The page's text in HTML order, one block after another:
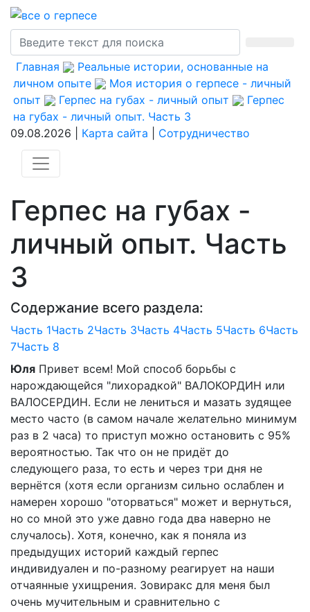
Главная
Реальные истории, основанные на
личном опыте
Моя история о герпесе - личный
опыт
Герпес на губах - личный опыт
Герпес
на губах - личный опыт. Часть 3
09.08.2026 | Карта сайта Сотрудничество
Герпес на губах -
личный опыт. Часть
3
Содержание всего раздела:
Часть 1Часть 2Часть 3Часть 4Часть 5Часть 6Часть
7Часть 8
Юля Привет всем! Мой способ борьбы с
нарождающейся "лихорадкой" ВАЛОКОРДИН или
ВАЛОСЕРДИН. Если не лениться и мазать зудящее
место часто (в самом начале желательно минимум
раз в 2 часа) то приступ можно остановить с 95%
вероятностью. Так что он не придёт до
следующего раза, то есть и через три дня не
вернётся (хотя если организм сильно ослаблен и
намерен хорошо "оторваться" может и вернуться,
но со мной это уже давно года два наверно не
случалось). Хотя, конечно, как я поняла из
предыдущих историй каждый герпес
индивидуален и по-разному реагирует на наши
отчаянные ухищрения. Зовиракс для меня был
очень мучительным и сравнительно с